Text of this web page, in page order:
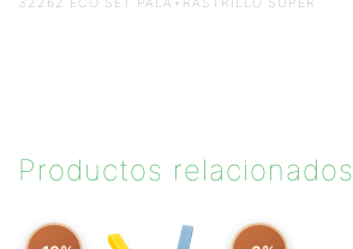
Productos relacionados